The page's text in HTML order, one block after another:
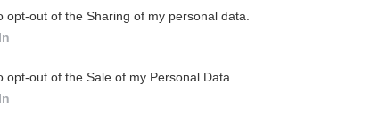
opt-out of the Sharing of my personal data.
opt-out of the Sale of my Personal Data.